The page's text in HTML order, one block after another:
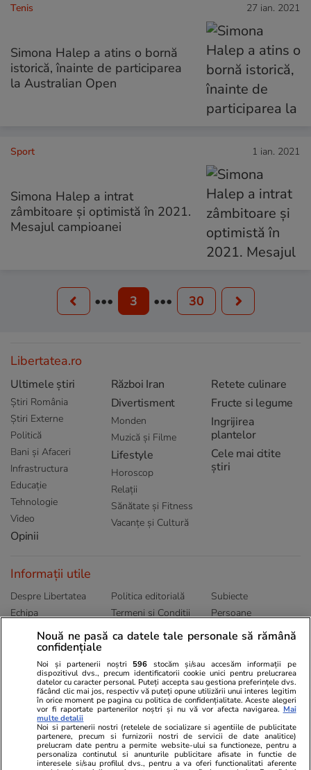
Tenis 27 ian. 2021
Simona Halep a atins o bornă
istorică, înainte de participarea
la Australian Open
Sport 1 ian. 2021
Simona Halep a intrat
zâmbitoare și optimistă în 2021.
Mesajul campioanei
••• 3 ••• 30
Libertatea.ro
Ultimele știri
Știri România
Știri Externe
Politică
Bani și Afaceri
Infrastructura
Educație
Tehnologie
Video
Opinii
Război Iran
Divertisment
Monden
Muzică și Filme
Lifestyle
Horoscop
Relații
Sănătate și Fitness
Vacanțe și Cultură
Retete culinare
Fructe si legume
Ingrijirea
plantelor
Cele mai citite
știri
Informații utile
Despre Libertatea
Echipa
Publicitate
Politica de
Politica editorială
Termeni și Conditii
Abonamente
Subiecte
Persoane
Sitemap
Ringier România
Libertatea pentru
Unica.ro
Program TV
ELLE
Gazeta Sporturilor
Stiri mondene
Calculator sarcina
Locuri de muncă
Imobiliare.ro
Jobradar24
Imoradar24
Nouă ne pasă ca datele tale personale să rămână
confidențiale
Noi și partenerii noștri 596 stocăm și/sau accesăm informații pe
dispozitivul dvs., precum identificatorii cookie unici pentru prelucrarea
datelor cu caracter personal. Puteți accepta sau gestiona preferințele dvs.
făcând clic mai jos, respectiv vă puteți opune utilizării unui interes legitim
în orice moment pe pagina cu politica de confidențialitate. Aceste alegeri
vor fi raportate partenerilor noștri și nu vă vor afecta navigarea. Mai
multe detalii
Noi si partenerii nostri (retelele de socializare si agentiile de publicitate
partenere, precum si furnizorii nostri de servicii de date analitice)
prelucram date pentru a permite website-ului sa functioneze, pentru a
personaliza continutul si anunturile publicitare afisate in functie de
interesele si/sau profilul dvs., pentru a va oferi functionalitati aferente